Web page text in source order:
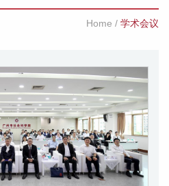
Home / 学术会议